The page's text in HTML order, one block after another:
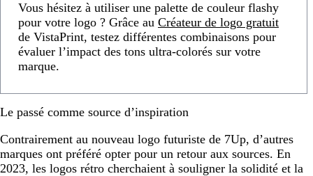
Vous hésitez à utiliser une palette de couleur flashy
pour votre logo ? Grâce au Créateur de logo gratuit
de VistaPrint, testez différentes combinaisons pour
évaluer l’impact des tons ultra-colorés sur votre
marque.
Le passé comme source d’inspiration
Contrairement au nouveau logo futuriste de 7Up, d’autres
marques ont préféré opter pour un retour aux sources. En
2023, les logos rétro cherchaient à souligner la solidité et la